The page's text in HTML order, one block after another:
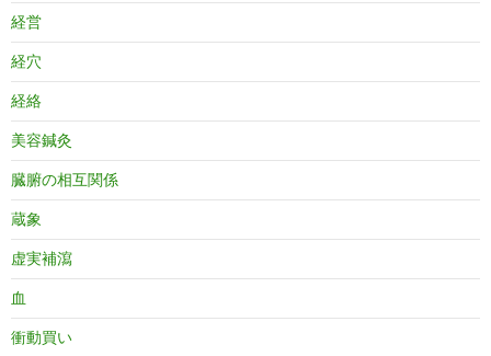
経営
経穴
経絡
美容鍼灸
臓腑の相互関係
蔵象
虚実補瀉
血
衝動買い